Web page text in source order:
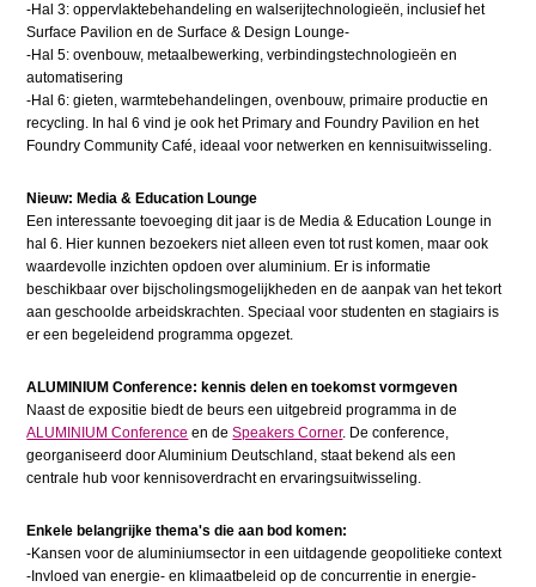
-Hal 3: oppervlaktebehandeling en walserijtechnologieën, inclusief het
Surface Pavilion en de Surface & Design Lounge-
-Hal 5: ovenbouw, metaalbewerking, verbindingstechnologieën en
automatisering
-Hal 6: gieten, warmtebehandelingen, ovenbouw, primaire productie en
recycling. In hal 6 vind je ook het Primary and Foundry Pavilion en het
Foundry Community Café, ideaal voor netwerken en kennisuitwisseling.
Nieuw: Media & Education Lounge
Een interessante toevoeging dit jaar is de Media & Education Lounge in
hal 6. Hier kunnen bezoekers niet alleen even tot rust komen, maar ook
waardevolle inzichten opdoen over aluminium. Er is informatie
beschikbaar over bijscholingsmogelijkheden en de aanpak van het tekort
aan geschoolde arbeidskrachten. Speciaal voor studenten en stagiairs is
er een begeleidend programma opgezet.
ALUMINIUM Conference: kennis delen en toekomst vormgeven
Naast de expositie biedt de beurs een uitgebreid programma in de
ALUMINIUM Conference en deSpeakers Corner. De conference,
georganiseerd door Aluminium Deutschland, staat bekend als een
centrale hub voor kennisoverdracht en ervaringsuitwisseling.
Enkele belangrijke thema's die aan bod komen:
-Kansen voor de aluminiumsector in een uitdagende geopolitieke context
-Invloed van energie- en klimaatbeleid op de concurrentie in energie-